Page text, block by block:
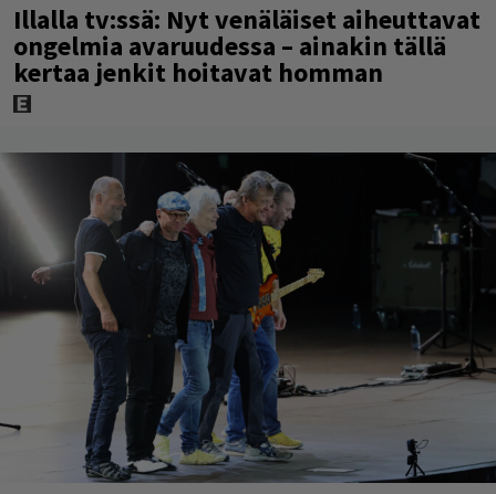
Illalla tv:ssä: Nyt venäläiset aiheuttavat
ongelmia avaruudessa – ainakin tällä
kertaa jenkit hoitavat homman